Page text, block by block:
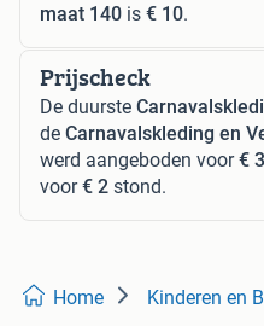
maat 140 is € 10.
Prijscheck
De duurste
de Carnavalskleding en
werd aangeboden voor€
voor€ 2 stond.
Home Kinderen en